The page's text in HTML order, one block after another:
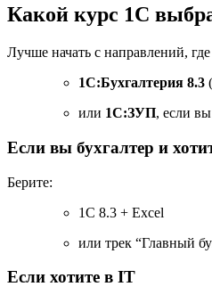
Какой курс 1С
Лучше начать с направлений, где
1С:Бухгалтерия 8.3
или 1С:ЗУП, если
Если вы бухгалтер и
Берите:
1С 8.3 + Excel
или трек “Главный
Если хотите в IT